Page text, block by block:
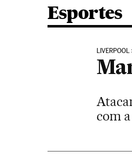
Esportes
LIVERPOOL
com